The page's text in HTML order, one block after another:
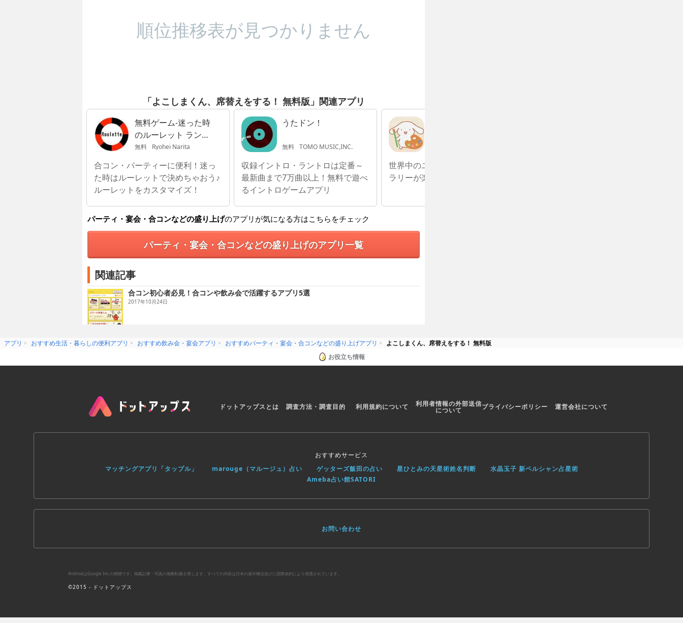
順位推移表が見つかりません
「よこしまくん、席替えをする！ 無料版」関連アプリ
無料ゲーム-迷った時
のルーレット ランチ
や罰ゲーム抽選
無料 Ryohei Narita
合コン・パーティーに便利！迷っ
た時はルーレットで決めちゃおう♪
ルーレットをカスタマイズ！
うたドン！
無料 TOMO MUSIC,INC.
収録イントロ・ラントロは定番～
最新曲まで7万曲以上！無料で遊べ
るイントロゲームアプリ
世界中のユーザーのイラストギャ
ラリーが楽しめる
パーティ・宴会・合コンなどの盛り上げのアプリが気になる方はこちらをチェック
パーティ・宴会・合コンなどの盛り上げのアプリ一覧
関連記事
合コン初心者必見！合コンや飲み会で活躍するアプリ5選
2017年10月24日
アプリ おすすめ生活・暮らしの便利アプリ おすすめ飲み会・宴会アプリ おすすめパーティ・宴会・合コンなどの盛り上げアプリ
よこしまくん、席替えをする！ 無料版
お役立ち情報
ドットアップスとは 調査方法・調査目的 利用規約について 利用者情報の外部送信
について プライバシーポリシー 運営会社について
おすすめサービス
マッチングアプリ「タップル」
marouge（マルージュ）占い ゲッターズ飯田の占い 星ひとみの天星術姓名判断
水晶玉子 新ペルシャン占星術
Ameba占い館SATORI
お問い合わせ
AndroidはGoogle Inc.の商標です。掲載記事・写真の無断転載を禁じます。すべての内容は日本の著作権法並びに国際条約により保護されています。
©2015 - ドットアップス